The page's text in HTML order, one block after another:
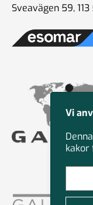
Sveavägen 59,
Vi
kakor